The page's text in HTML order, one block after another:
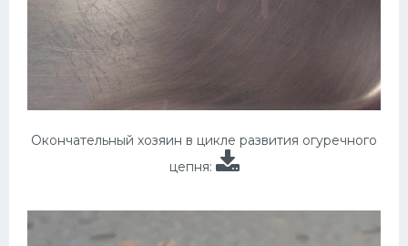
Окончательный хозяин в цикле развития огуречного
цепня: